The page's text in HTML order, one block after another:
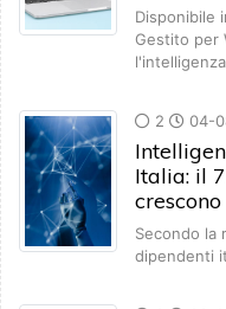
Disponibile
Gestito per
2 04-
Italia: il
Secondo la
dipendenti